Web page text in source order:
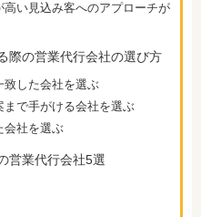
い見込み客へのアプローチが
際の営業代行会社の選び方
致した会社を選ぶ
で手がける会社を選ぶ
会社を選ぶ
営業代行会社5選